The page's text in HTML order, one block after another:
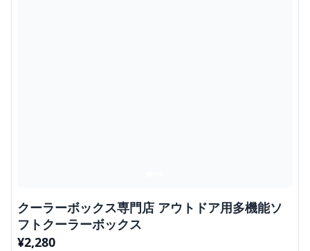
クーラーボックス専門店 アウトドア用多機能ソ
フトクーラーボックス
¥2,280